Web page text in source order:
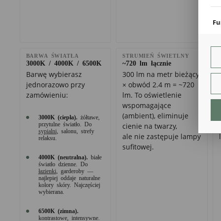
BARWA ŚWIATŁA
3000K / 4000K / 6500K
Barwę wybierasz
jednorazowo przy
zamówieniu:
3000K (ciepła).
żółtawe,
przytulne światło. Do
sypialni , salonu, strefy
relaksu.
4000K (neutralna).
białe
światło dzienne. Do
łazienki , garderoby —
najlepiej oddaje naturalne
kolory skóry. Najczęściej
wybierana.
6500K (zimna).
kontrastowe, intensywne.
STRUMIEŃ ŚWIETLNY
~720 lm łącznie
300 lm na metr bieżący
× obwód 2.4 m = ~720
lm. To oświetlenie
wspomagające
(ambient), eliminuje
cienie na twarzy,
ale nie zastępuje lampy
sufitowej.